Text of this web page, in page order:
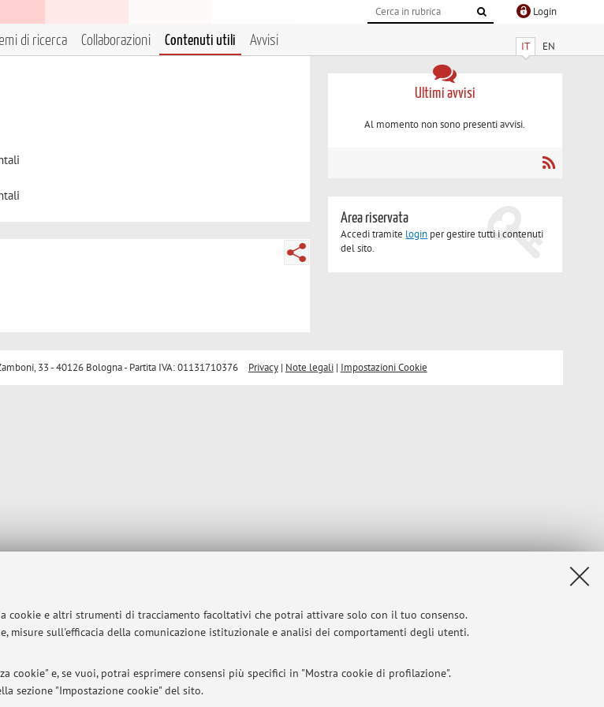
cookie e altri strumenti di tracciamento facoltativi che potrai attivare solo con il tuo consenso.
sull'efficacia della comunicazione istituzionale e analisi dei comportamenti degli utenti.
e, se vuoi, potrai esprimere consensi più specifici in "Mostra cookie di profilazione".
sezione "Impostazione cookie" del sito.
Login
IT EN
di ricerca Collaborazioni Contenuti utili Avvisi
Ultimi avvisi
Al momento non sono presenti avvisi.
Area riservata
Accedi tramite login per gestire tutti i contenuti
del sito.
33 - 40126 Bologna - Partita IVA: 01131710376 Privacy| Note legali| Impostazioni Cookie